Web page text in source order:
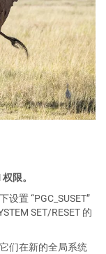
限。
置 “PGC_SUSET”
SET/RESET 的
们在新的全局系统